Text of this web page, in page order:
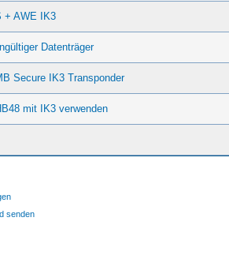
+ AWE IK3
Datenträger
Secure IK3 Transponder
mit IK3 verwenden
senden